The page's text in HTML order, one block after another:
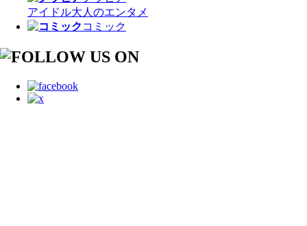
アイドル大人のエンタメ
コミック